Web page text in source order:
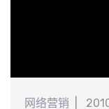
网络营销